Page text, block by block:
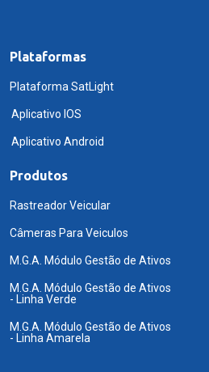
Plataformas
Plataforma SatLight
Aplicativo IOS
Aplicativo Android
Produtos
Rastreador Veicular
Câmeras Para Veiculos
M.G.A. Módulo Gestão de Ativos
M.G.A. Módulo Gestão de Ativos
- Linha Verde
M.G.A. Módulo Gestão de Ativos
- Linha Amarela